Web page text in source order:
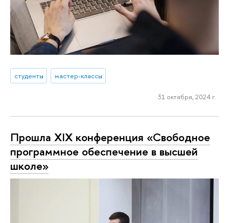
студенты мастер-классы
31 октября, 2024 г.
Прошла ХIX конференция «Свободное
программное обеспечение в высшей
школе»